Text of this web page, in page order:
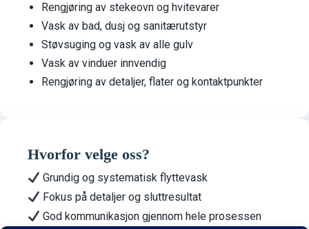
Rengjøring av stekeovn og hvitevarer
Vask av bad, dusj og sanitærutstyr
Støvsuging og vask av alle gulv
Vask av vinduer innvendig
Rengjøring av detaljer, flater og kontaktpunkter
Hvorfor velge oss?
Grundig og systematisk flyttevask
Fokus på detaljer og sluttresultat
God kommunikasjon gjennom hele prosessen